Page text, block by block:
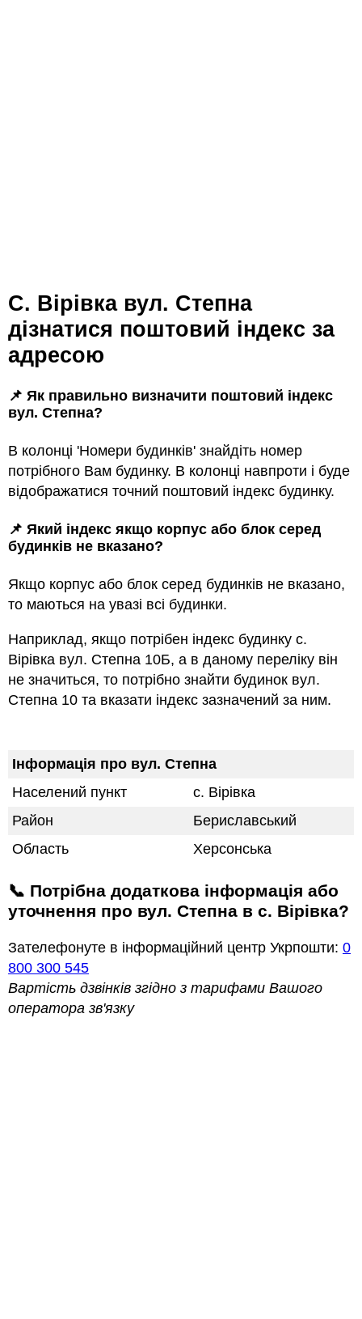
с. Вірівка вул. Степна
дізнатися поштовий індекс за
адресою
📌 Як правильно визначити поштовий індекс
вул. Степна?
В колонці 'Номери будинків' знайдіть номер
потрібного Вам будинку. В колонці навпроти і буде
відображатися точний поштовий індекс будинку.
📌 Який індекс якщо корпус або блок серед
будинкiв не вказано?
Якщо корпус або блок серед будинкiв не вказано,
то маються на увазi всi будинки.
Наприклад, якщо потрiбен індекс будинку с.
Вірівка вул. Степна 10Б, а в даному переліку він
не значиться, то потрібно знайти будинок вул.
Степна 10 та вказати індекс зазначений за ним.
Інформація про вул. Степна
Населений пункт
с. Вірівка
Район
Бериславський
Область
Херсонська
📞 Потрібна додаткова інформація або
уточнення про вул. Степна в с. Вірівка?
Зателефонуте в інформаційний центр Укрпошти: 0
800 300 545
Вартість дзвінків згідно з тарифами Вашого
оператора зв'язку